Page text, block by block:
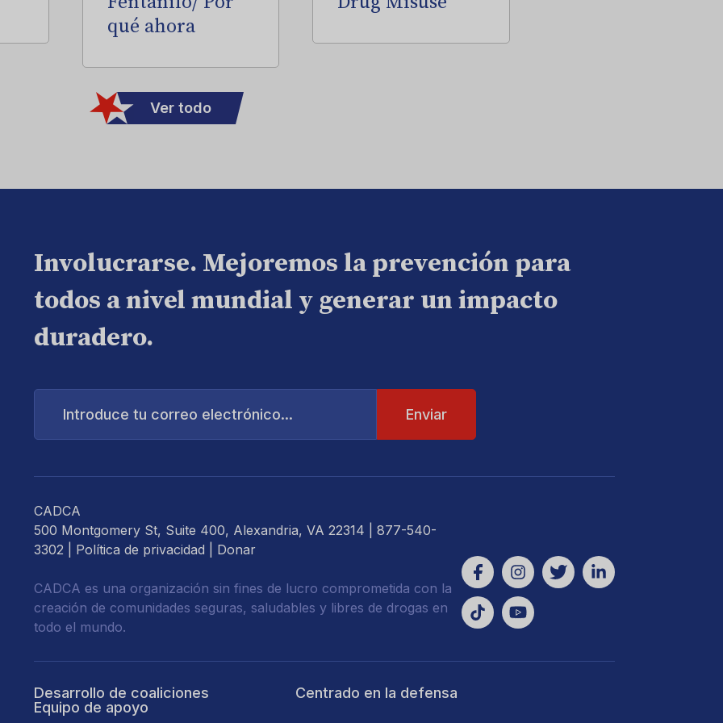
qué ahora
Ver todo
Involucrarse. Mejoremos la prevención para
todos a nivel mundial y generar un impacto
duradero.
Introduce
correo
CADCA
500 Montgomery St, Suite 400, Alexandria, VA 22314 | 877-540-
3302 | Política de privacidad Donar
CADCA es una organización sin fines de lucro comprometida con la
creación de comunidades seguras, saludables y libres de drogas en
todo el mundo.
Desarrollo de coaliciones
Equipo de apoyo
Centrado en la defensa